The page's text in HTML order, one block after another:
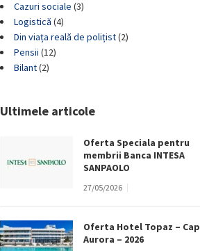
Cazuri sociale (3)
Logistică (4)
Din viața reală de polițist(2)
Pensii (12)
Bilant(2)
Ultimele articole
Oferta Speciala pentru
membrii Banca INTESA
SANPAOLO
27/05/2026
Oferta Hotel Topaz – Cap
Aurora – 2026